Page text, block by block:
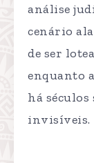
análise
cenário
de ser
enquanto
há séculos
invisíveis.